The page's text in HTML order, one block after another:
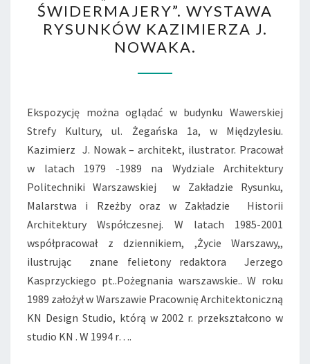
WYSTAWA
RYSUNKÓW
KAZIMIERZA
J.
ŚWIDERMAJERY”. WYSTAWA
RYSUNKÓW KAZIMIERZA J.
NOWAKA.
Ekspozycję można oglądać w budynku Wawerskiej
Strefy Kultury, ul. Żegańska 1a, w Międzylesiu.
Kazimierz J. Nowak – architekt, ilustrator. Pracował
w latach 1979 -1989 na Wydziale Architektury
Politechniki Warszawskiej w Zakładzie Rysunku,
Malarstwa i Rzeżby oraz w Zakładzie Historii
Architektury Współczesnej. W latach 1985-2001
współpracował z dziennikiem, ,Życie Warszawy,,
ilustrując znane felietony redaktora Jerzego
Kasprzyckiego pt..Pożegnania warszawskie.. W roku
1989 założył w Warszawie Pracownię Architektoniczną
KN Design Studio, którą w 2002 r. przekształcono w
studio KN . W 1994 r….